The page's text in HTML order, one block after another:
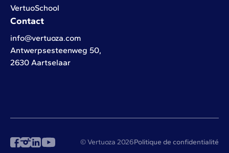
VertuoSchool
Contact
info@vertuoza.com
Antwerpsesteenweg 50,
2630 Aartselaar
© Vertuoza 2026Politique de confidentialité